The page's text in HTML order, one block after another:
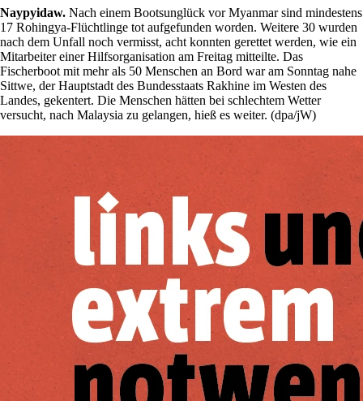
Naypyidaw. Nach einem Bootsunglück vor Myanmar sind mindestens
17 Rohingya-Flüchtlinge tot aufgefunden worden. Weitere 30 wurden
nach dem Unfall noch vermisst, acht konnten gerettet werden, wie ein
Mitarbeiter einer Hilfsorganisation am Freitag mitteilte. Das
Fischerboot mit mehr als 50 Menschen an Bord war am Sonntag nahe
Sittwe, der Hauptstadt des Bundesstaats Rakhine im Westen des
Landes, gekentert. Die Menschen hätten bei schlechtem Wetter
versucht, nach Malaysia zu gelangen, hieß es weiter. (dpa/jW)